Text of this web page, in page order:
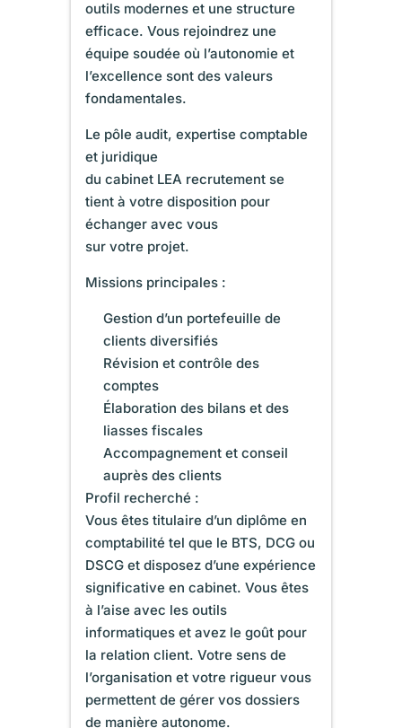
outils modernes et une structure
efficace. Vous rejoindrez une
équipe soudée où l’autonomie et
l’excellence sont des valeurs
fondamentales.
Le pôle audit, expertise comptable
et juridique
du cabinet LEA recrutement se
tient à votre disposition pour
échanger avec vous
sur votre projet.
Missions principales :
Gestion d’un portefeuille de
clients diversifiés
Révision et contrôle des
comptes
Élaboration des bilans et des
liasses fiscales
Accompagnement et conseil
auprès des clients
Profil recherché :
Vous êtes titulaire d’un diplôme en
comptabilité tel que le BTS, DCG ou
DSCG et disposez d’une expérience
significative en cabinet. Vous êtes
à l’aise avec les outils
informatiques et avez le goût pour
la relation client. Votre sens de
l’organisation et votre rigueur vous
permettent de gérer vos dossiers
de manière autonome.